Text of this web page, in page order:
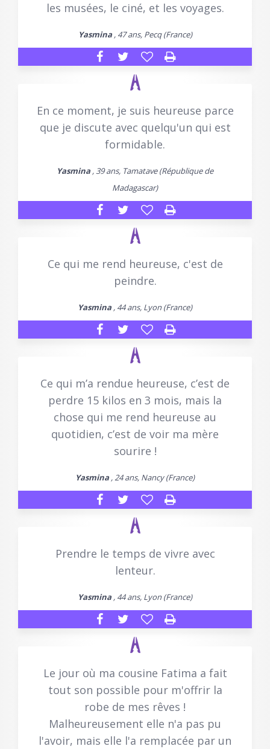
les musées, le ciné, et les voyages.
Yasmina, 47 ans, Pecq (France)
En ce moment, je suis heureuse parce
que je discute avec quelqu'un qui est
formidable.
Yasmina , 39 ans, Tamatave (République de
Madagascar)
Ce qui me rend heureuse, c'est de
peindre.
Yasmina , 44 ans, Lyon (France)
Ce qui m’a rendue heureuse, c’est de
perdre 15 kilos en 3 mois, mais la
chose qui me rend heureuse au
quotidien, c’est de voir ma mère
sourire !
Yasmina , 24 ans, Nancy (France)
Prendre le temps de vivre avec
lenteur.
Yasmina , 44 ans, Lyon (France)
Le jour où ma cousine Fatima a fait
tout son possible pour m'offrir la
robe de mes rêves !
Malheureusement elle n'a pas pu
l'avoir, mais elle l'a remplacée par un